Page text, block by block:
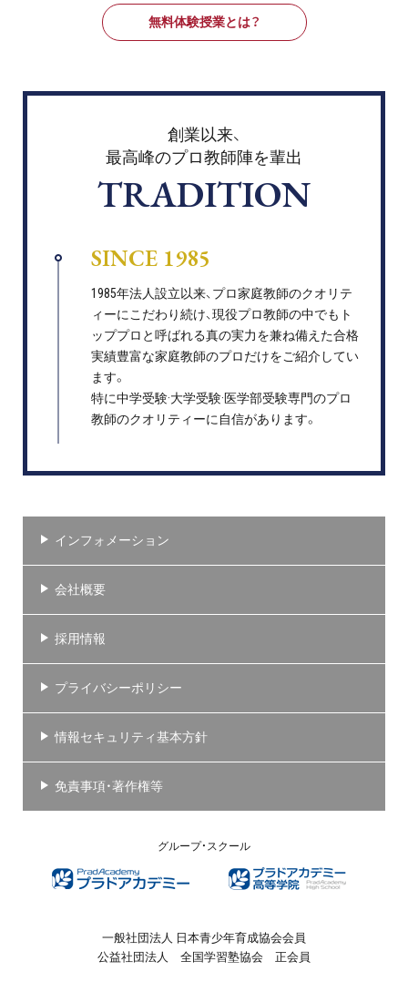
無料体験授業とは？
創業以来、
最高峰のプロ教師陣を輩出
TRADITION
SINCE 1985
1985年法人設立以来、プロ家庭教師のクオリテ
ィーにこだわり続け、現役プロ教師の中でもト
ッププロと呼ばれる真の実力を兼ね備えた合格
実績豊富な家庭教師のプロだけをご紹介してい
ます。
特に中学受験·大学受験·医学部受験専門のプロ
教師のクオリティーに自信があります。
インフォメーション
会社概要
採用情報
プライバシーポリシー
情報セキュリティ基本方針
免責事項・著作権等
グループ・スクール
一般社団法人 日本青少年育成協会会員
公益社団法人 全国学習塾協会 正会員